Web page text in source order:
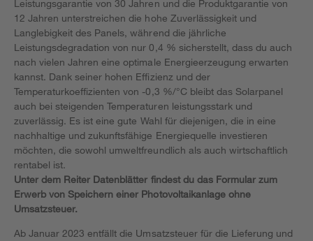
Leistungsgarantie von 30 Jahren und die Produktgarantie von
12 Jahren unterstreichen die hohe Zuverlässigkeit und
Langlebigkeit des Panels, während die jährliche
Leistungsdegradation von nur 0,4 % sicherstellt, dass du auch
nach vielen Jahren eine optimale Energieerzeugung erwarten
kannst. Dank seiner hohen Effizienz und der
Temperaturkoeffizienten von -0,3 %/°C bleibt das Solarpanel
auch bei steigenden Temperaturen leistungsstark und
zuverlässig. Es ist eine gute Wahl für diejenigen, die in eine
nachhaltige und zukunftsfähige Energiequelle investieren
möchten, die sowohl umweltfreundlich als auch wirtschaftlich
rentabel ist.
Unter dem Reiter Datenblätter findest du das Formular zum
Erwerb von Speichern einer Photovoltaikanlage ohne
Umsatzsteuer.
Ab Januar 2023 entfällt die Umsatzsteuer für die Lieferung und